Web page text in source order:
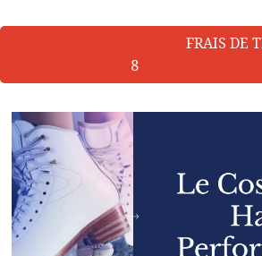
FRAIS DE TEST
8